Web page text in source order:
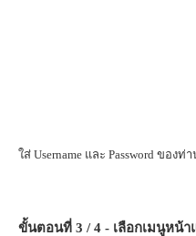
ใส่ Username และ Password ขอ
ขั้นตอนที่ 3 / 4 - เลือกเมนูหน้า